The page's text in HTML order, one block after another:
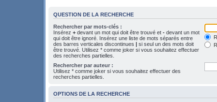
QUESTION DE LA RECHERCHE
Rechercher par mots-clés :
Insérez + devant un mot qui doit être trouvé et - devant un mot
qui doit être ignoré. Insérez une liste de mots séparés entre
des barres verticales discontinues | si seul un des mots doit
être trouvé. Utilisez * comme joker si vous souhaitez effectuer
des recherches partielles.
Rechercher par auteur :
Utilisez * comme joker si vous souhaitez effectuer des
recherches partielles.
OPTIONS DE LA RECHERCHE